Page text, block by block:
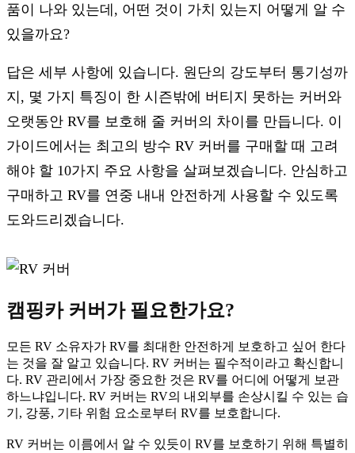
품이 나와 있는데, 어떤 것이 가치 있는지 어떻게 알 수
있을까요?
답은 세부 사항에 있습니다. 원단의 강도부터 통기성까
지, 몇 가지 특징이 한 시즌밖에 버티지 못하는 커버와
오랫동안 RV를 보호해 줄 커버의 차이를 만듭니다. 이
가이드에서는 최고의 방수 RV 커버를 구매할 때 고려
해야 할 10가지 주요 사항을 살펴보겠습니다. 안심하고
구매하고 RV를 연중 내내 안전하게 사용할 수 있도록
도와드리겠습니다.
캠핑카 커버가 필요한가요?
모든 RV 소유자가 RV를 최대한 안전하게 보호하고 싶어 한다
는 것을 잘 알고 있습니다. RV 커버는 필수적이라고 확신합니
다. RV 관리에서 가장 중요한 것은 RV를 어디에 어떻게 보관
하느냐입니다. RV 커버는 RV의 내외부를 손상시킬 수 있는 습
기, 강풍, 기타 위험 요소로부터 RV를 보호합니다.
RV 커버는 이름에서 알 수 있듯이 RV를 보호하기 위해 특별히